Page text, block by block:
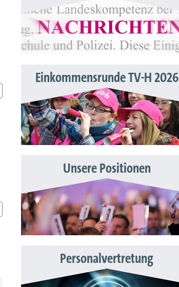
Einkommensrunde TV-H 2026
Unsere Positionen
Personalvertretung